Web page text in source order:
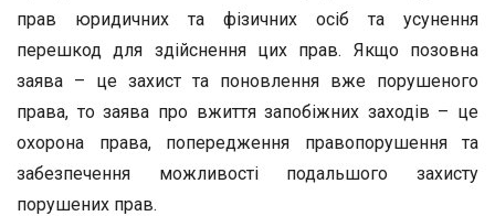
прав юридичних та фізичних осіб та усунення
перешкод для здійснення цих прав. Якщо позовна
заява – це захист та поновлення вже порушеного
права, то заява про вжиття запобіжних заходів – це
охорона права, попередження правопорушення та
забезпечення можливості подальшого захисту
порушених прав.